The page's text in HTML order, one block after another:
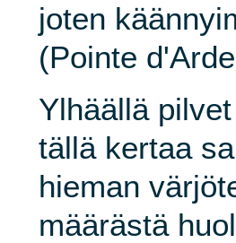
joten
(Pointe
Ylhäällä
tällä kertaa
hieman
määrästä